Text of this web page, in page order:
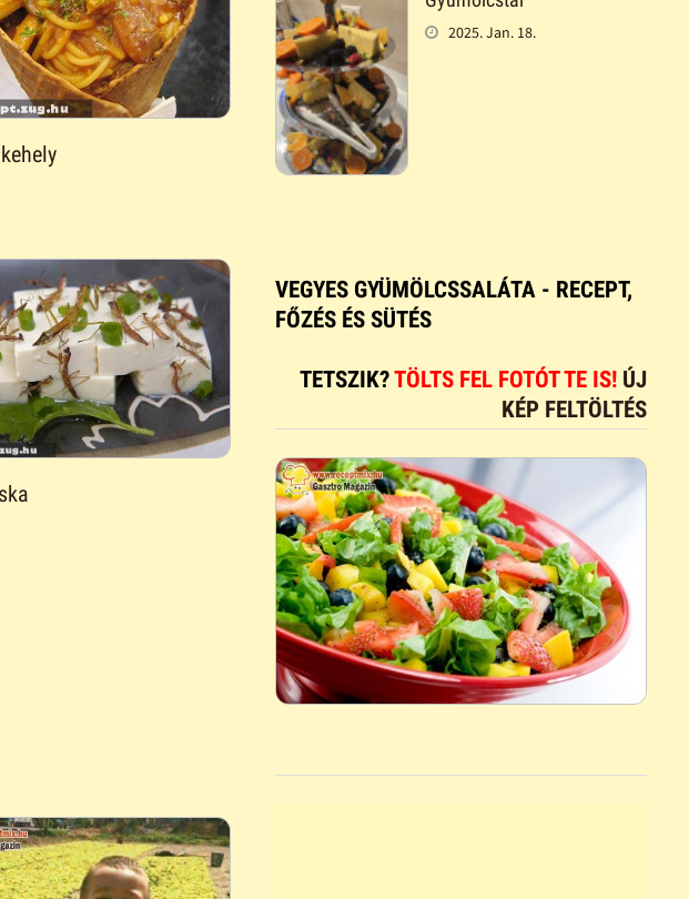
2025. Jan. 18.
VEGYES GYÜMÖLCSSALÁTA - RECEPT,
FŐZÉS ÉS SÜTÉS
TETSZIK?TÖLTS FEL FOTÓT TE IS! ÚJ
KÉP FELTÖLTÉS